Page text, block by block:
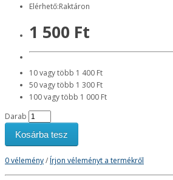
Elérhető:Raktáron
1 500 Ft
10 vagy több 1 400 Ft
50 vagy több 1 300 Ft
100 vagy több 1 000 Ft
Darab
Kosárba tesz
0 vélemény/Írjon véleményt a termékről